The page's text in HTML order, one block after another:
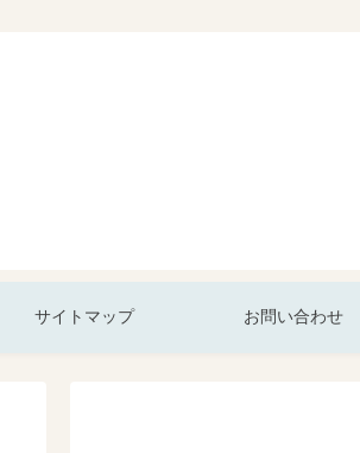
サイトマップ お問い合わせ